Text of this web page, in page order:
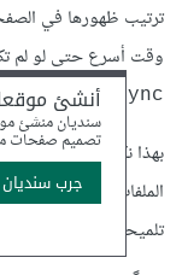
ترتيب ظهورها في
وقت أسرع حتى لو لم
async
.
بهذا نكون قد ناقشنا
الملفات الثابتة،
تلميحات الموارد.